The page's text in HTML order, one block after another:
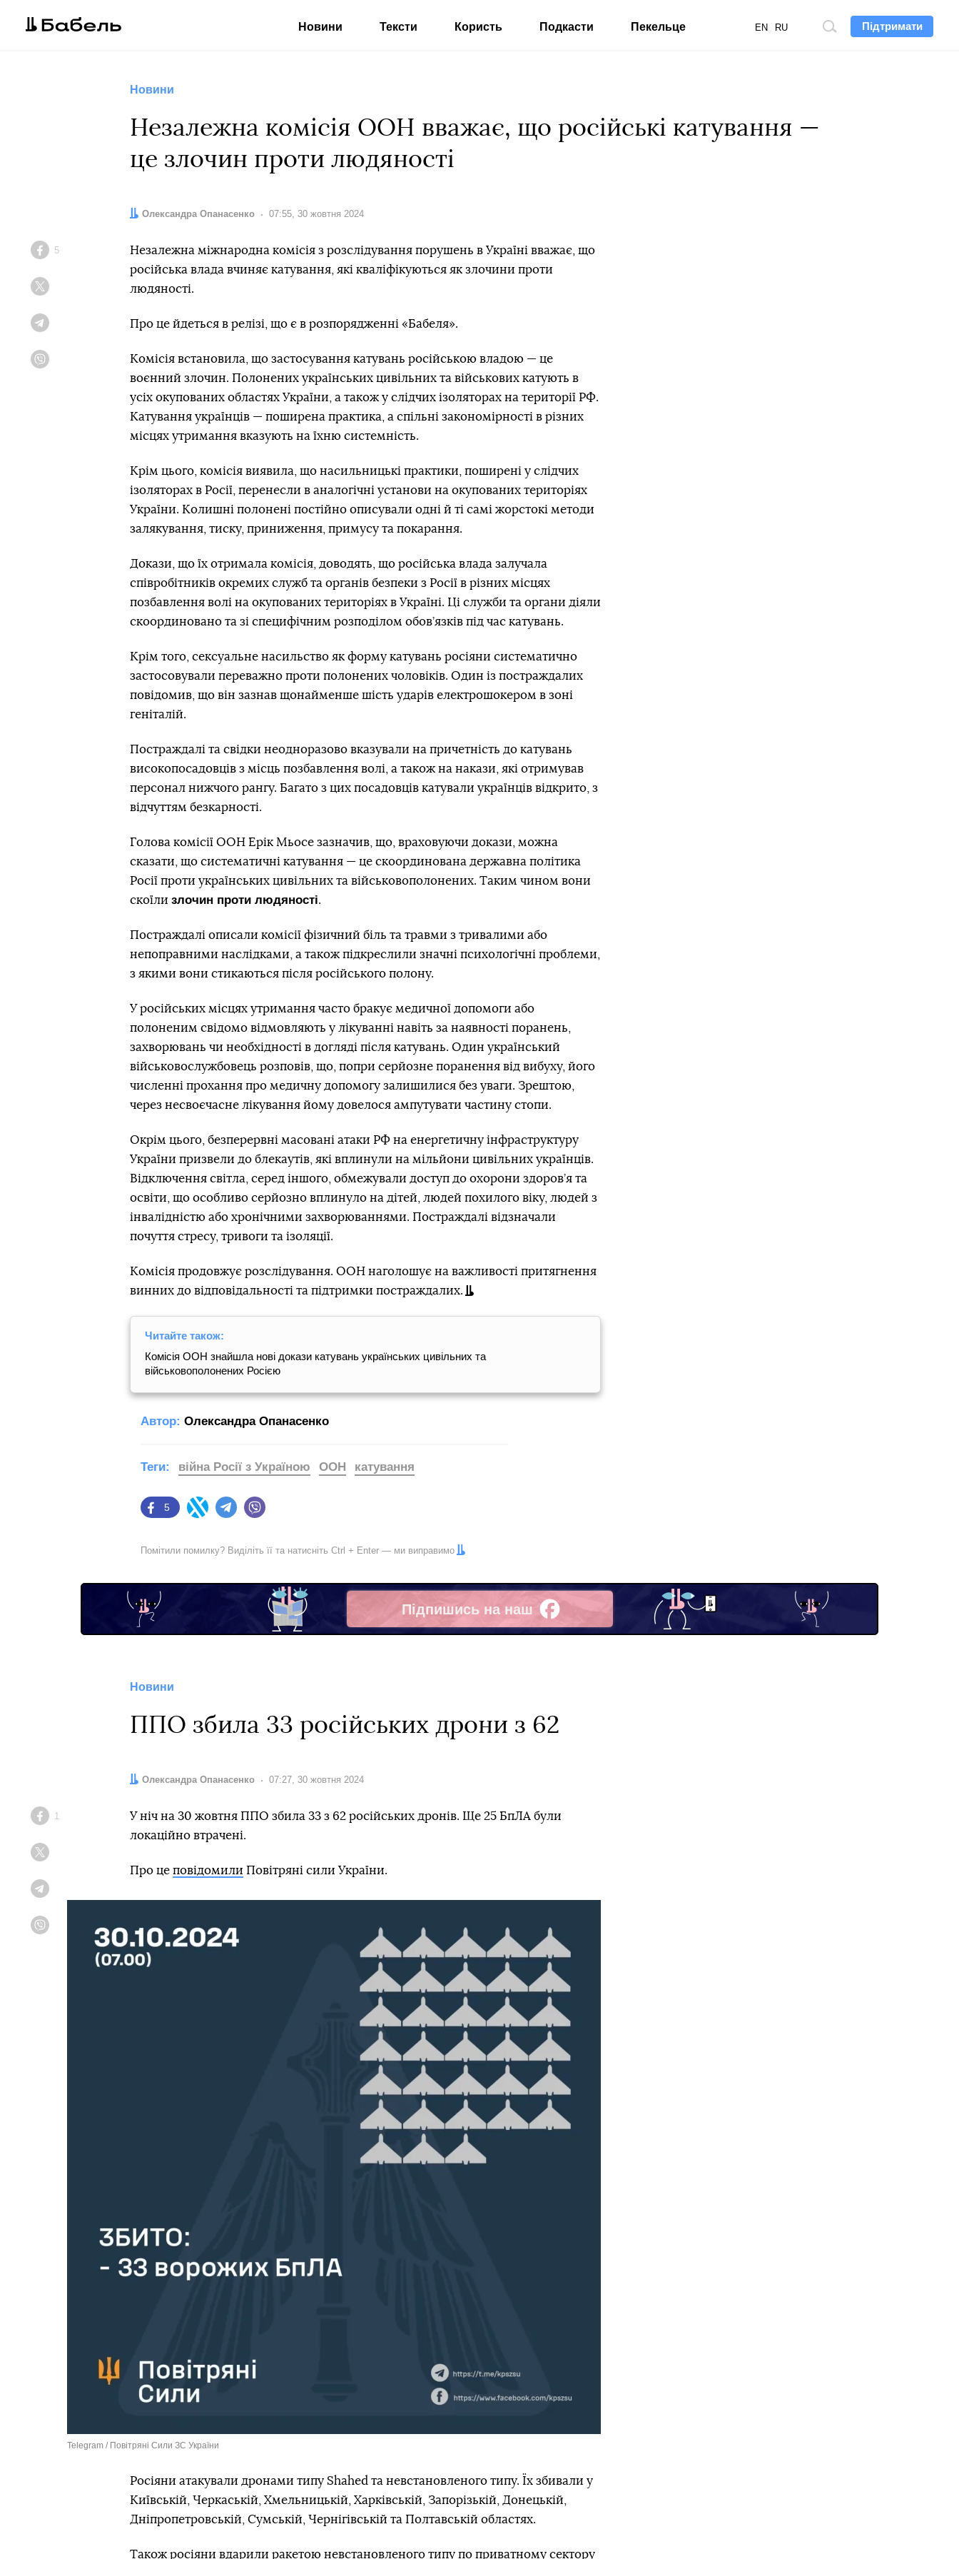
Підтримати
Пошук
EN RU
Новини Тексти Користь Подкасти Пекельце
Новини
Незалежна комісія ООН вважає, що російські катування —
це злочин проти людяності
Автор:
Олександра Опанасенко Дата:
07:55, 30 жовтня 2024
Facebook
5
Незалежна міжнародна комісія з розслідування порушень в Україні вважає, що
російська влада вчиняє катування, які кваліфікуються як злочини проти
людяності.
Про це йдеться в релізі, що є в розпорядженні «Бабеля».
Комісія встановила, що застосування катувань російською владою — це
воєнний злочин. Полонених українських цивільних та військових катують в
усіх окупованих областях України, а також у слідчих ізоляторах на території РФ.
Катування українців — поширена практика, а спільні закономірності в різних
місцях утримання вказують на їхню системність.
Крім цього, комісія виявила, що насильницькі практики, поширені у слідчих
ізоляторах в Росії, перенесли в аналогічні установи на окупованих територіях
України. Колишні полонені постійно описували одні й ті самі жорстокі методи
залякування, тиску, приниження, примусу та покарання.
Докази, що їх отримала комісія, доводять, що російська влада залучала
співробітників окремих служб та органів безпеки з Росії в різних місцях
позбавлення волі на окупованих територіях в Україні. Ці служби та органи діяли
скоординовано та зі специфічним розподілом обов’язків під час катувань.
Крім того, сексуальне насильство як форму катувань росіяни систематично
застосовували переважно проти полонених чоловіків. Один із постраждалих
повідомив, що він зазнав щонайменше шість ударів електрошокером в зоні
геніталій.
Постраждалі та свідки неодноразово вказували на причетність до катувань
високопосадовців з місць позбавлення волі, а також на накази, які отримував
персонал нижчого рангу. Багато з цих посадовців катували українців відкрито, з
відчуттям безкарності.
Голова комісії ООН Ерік Мьосе зазначив, що, враховуючи докази, можна
сказати, що систематичні катування — це скоординована державна політика
Росії проти українських цивільних та військовополонених. Таким чином вони
скоїли злочин проти людяності.
Постраждалі описали комісії фізичний біль та травми з тривалими або
непоправними наслідками, а також підкреслили значні психологічні проблеми,
з якими вони стикаються після російського полону.
У російських місцях утримання часто бракує медичної допомоги або
полоненим свідомо відмовляють у лікуванні навіть за наявності поранень,
захворювань чи необхідності в догляді після катувань. Один український
військовослужбовець розповів, що, попри серйозне поранення від вибуху, його
численні прохання про медичну допомогу залишилися без уваги. Зрештою,
через несвоєчасне лікування йому довелося ампутувати частину стопи.
Окрім цього, безперервні масовані атаки РФ на енергетичну інфраструктуру
України призвели до блекаутів, які вплинули на мільйони цивільних українців.
Відключення світла, серед іншого, обмежували доступ до охорони здоров’я та
освіти, що особливо серйозно вплинуло на дітей, людей похилого віку, людей з
інвалідністю або хронічними захворюваннями. Постраждалі відзначали
почуття стресу, тривоги та ізоляції.
Комісія продовжує розслідування. ООН наголошує на важливості притягнення
винних до відповідальності та підтримки постраждалих.
Читайте також:
Комісія ООН знайшла нові докази катувань українських цивільних та
військовополонених Росією
Автор: Олександра Опанасенко
Facebook
5
Twitter Telegram
Теги: війна Росії з Україною ООН катування
Помітили помилку? Виділіть її та натисніть Ctrl + Enter — ми виправимо
Підпишись на наш
Facebook
Новини
ППО збила 33 російських дрони з 62
Автор:
Олександра Опанасенко Дата:
07:27, 30 жовтня 2024
Facebook
1
У ніч на 30 жовтня ППО збила 33 з 62 російських дронів. Ще 25 БпЛА були
локаційно втрачені.
Про це повідомили Повітряні сили України.
Telegram / Повітряні Сили ЗС України
Росіяни атакували дронами типу Shahed та невстановленого типу. Їх збивали у
Київській, Черкаській, Хмельницькій, Харківській, Запорізькій, Донецькій,
Дніпропетровській, Сумській, Чернігівській та Полтавській областях.
Також росіяни вдарили ракетою невстановленого типу по приватному сектору